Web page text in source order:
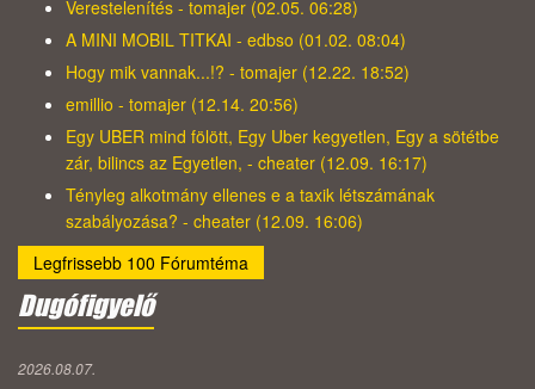
Verestelenítés - tomajer (02.05. 06:28)
A MINI MOBIL TITKAI - edbso (01.02. 08:04)
Hogy mik vannak...!? - tomajer (12.22. 18:52)
emillio - tomajer (12.14. 20:56)
Egy UBER mind fölött, Egy Uber kegyetlen, Egy a sötétbe
zár, bilincs az Egyetlen, - cheater (12.09. 16:17)
Tényleg alkotmány ellenes e a taxik létszámának
szabályozása? - cheater (12.09. 16:06)
Legfrissebb 100 Fórumtéma
Dugófigyelő
2026.08.07.